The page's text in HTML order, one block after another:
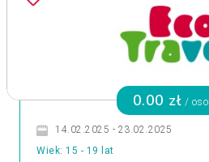
0.00 zł /
14.02.2025 - 23.02.2025
Wiek: 15 - 19 lat